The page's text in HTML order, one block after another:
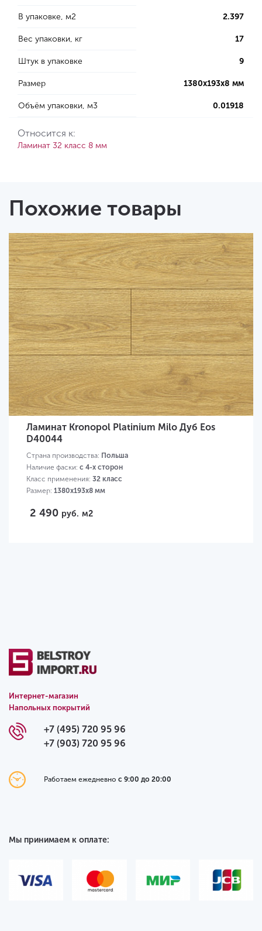
В упаковке, м2 2.397
Вес упаковки, кг 17
Штук в упаковке 9
Размер 1380х193х8 мм
Объём упаковки, м3 0.01918
Относится к:
Ламинат 32 класс 8 мм
Похожие товары
Ламинат Kronopol Platinium Milo Дуб Eos
D40044
Страна производства: Польша
Наличие фаски: с 4-х сторон
Класс применения: 32 класс
Размер: 1380х193х8 мм
2 490 руб. м2
Интернет-магазин
Напольных покрытий
+7 (495) 720 95 96
+7 (903) 720 95 96
Работаем ежедневно с 9:00 до 20:00
Мы принимаем к оплате: